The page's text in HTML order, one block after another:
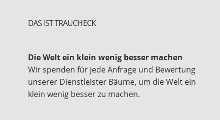
DAS IST TRAUCHECK
Die Welt ein klein wenig besser machen
Wir spenden für jede Anfrage und Bewertung
unserer Dienstleister Bäume, um die Welt ein
klein wenig besser zu machen.